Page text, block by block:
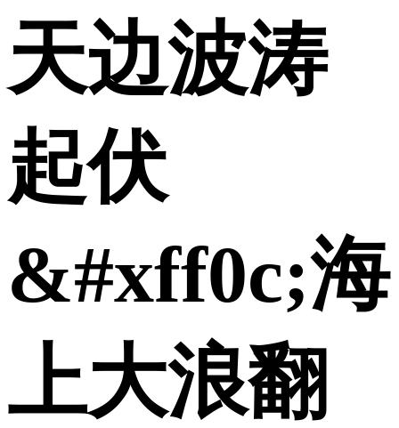
天边波涛
起伏
&#xff0c;海
上大浪翻